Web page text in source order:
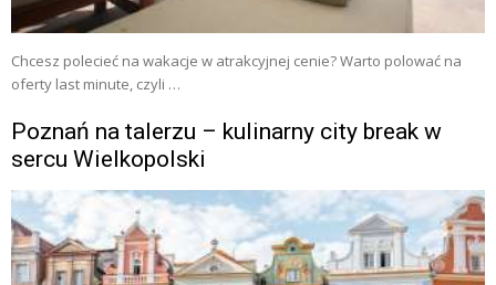
Chcesz polecieć na wakacje w atrakcyjnej cenie? Warto polować na
oferty last minute, czyli …
Poznań na talerzu – kulinarny city break w
sercu Wielkopolski